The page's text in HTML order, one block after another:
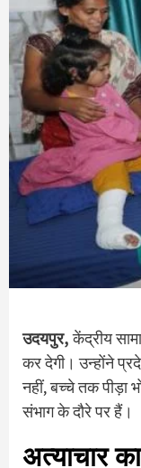
उदयपुर,केंद्रीय
कर देगी। उन्होंने
नहीं, बच्चे तक पीड़ा
संभाग के दौरे पर हैं।
अत्याचार